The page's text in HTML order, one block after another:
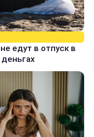
едут в отпуск в